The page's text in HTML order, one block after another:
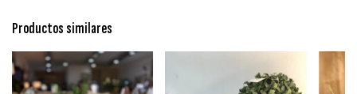
Productos similares